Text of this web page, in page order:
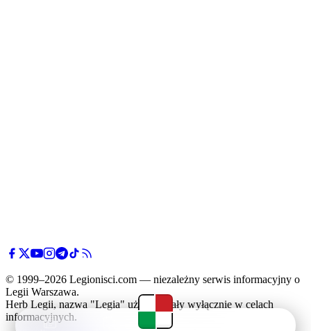
© 1999–2026 Legionisci.com — niezależny serwis informacyjny o
Legii Warszawa.
Herb Legii, nazwa "Legia" użyte zostały wyłącznie w celach
informacyjnych.